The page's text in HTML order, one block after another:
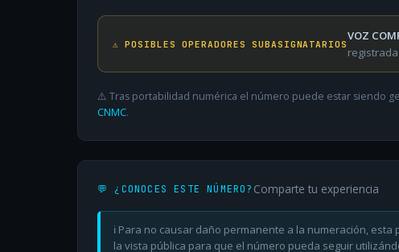
⚠️ POSIBLES OPERADORES SUBASIGNATARIOS
VOZ
⚠️ Tras portabilidad numérica el número puede estar siendo
CNMC.
💬 ¿CONOCES ESTE NÚMERO? Comparte tu experiencia
ℹ️ Para no causar daño permanente a la numeración, esta
la vista pública para que el número pueda seguir